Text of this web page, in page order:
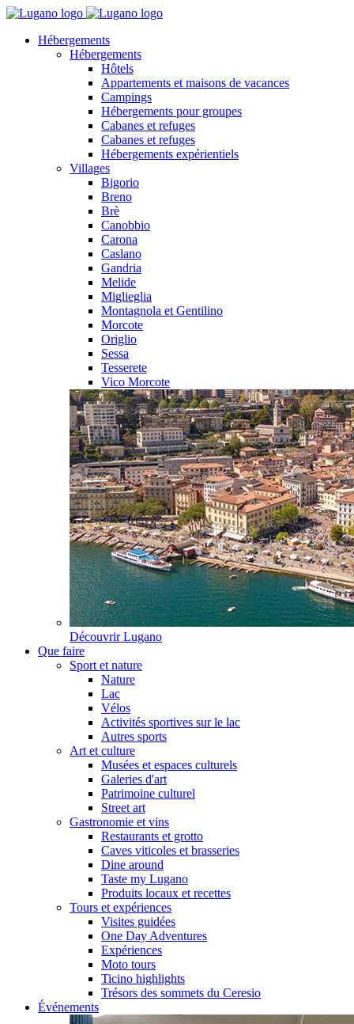
Hébergements
Hébergements
Hôtels
Appartements et maisons de vacances
Campings
Hébergements pour groupes
Cabanes et refuges
Cabanes et refuges
Hébergements expérientiels
Villages
Bigorio
Breno
Brè
Canobbio
Carona
Caslano
Gandria
Melide
Miglieglia
Montagnola et Gentilino
Morcote
Origlio
Sessa
Tesserete
Vico Morcote
Découvrir Lugano
Que faire
Sport et nature
Nature
Lac
Vélos
Activités sportives sur le lac
Autres sports
Art et culture
Musées et espaces culturels
Galeries d'art
Patrimoine culturel
Street art
Gastronomie et vins
Restaurants et grotto
Caves viticoles et brasseries
Dine around
Taste my Lugano
Produits locaux et recettes
Tours et expériences
Visites guidées
One Day Adventures
Expériences
Moto tours
Ticino highlights
Trésors des sommets du Ceresio
Événements